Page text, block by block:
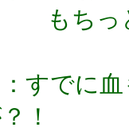
話を
すでに血
！